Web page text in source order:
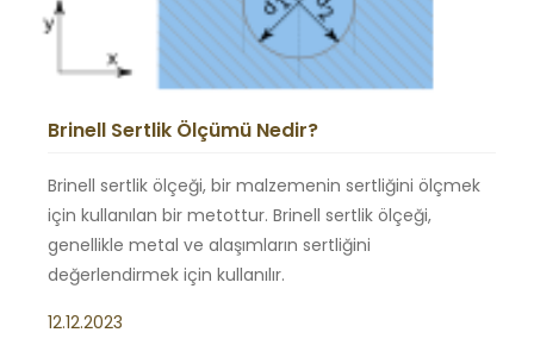
Brinell Sertlik Ölçümü Nedir?
Brinell sertlik ölçeği, bir malzemenin sertliğini ölçmek
için kullanılan bir metottur. Brinell sertlik ölçeği,
genellikle metal ve alaşımların sertliğini
değerlendirmek için kullanılır.
12.12.2023